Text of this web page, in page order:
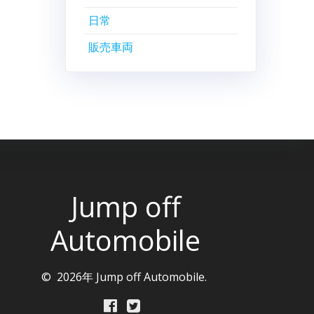
日常
販売車両
Jump off
Automobile
© 2026年 Jump off Automobile.